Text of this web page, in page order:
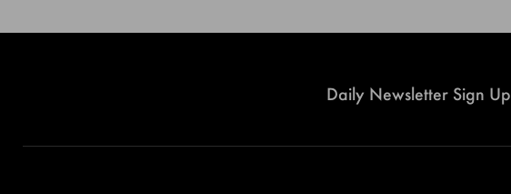
Daily Newsletter Sign Up